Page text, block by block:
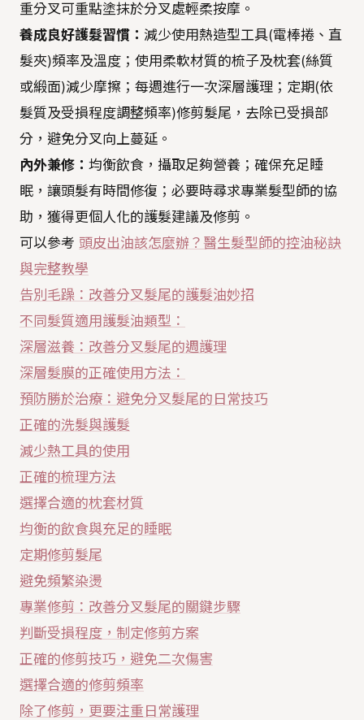
重分叉可重點塗抹於分叉處輕柔按摩。
養成良好護髮習慣： 減少使用熱造型工具(電棒捲、直
髮夾)頻率及溫度；使用柔軟材質的梳子及枕套(絲質
或緞面)減少摩擦；每週進行一次深層護理；定期(依
髮質及受損程度調整頻率)修剪髮尾，去除已受損部
分，避免分叉向上蔓延。
內外兼修： 均衡飲食，攝取足夠營養；確保充足睡
眠，讓頭髮有時間修復；必要時尋求專業髮型師的協
助，獲得更個人化的護髮建議及修剪。
可以參考 頭皮出油該怎麼辦？醫生髮型師的控油秘訣
與完整教學
告別毛躁：改善分叉髮尾的護髮油妙招
不同髮質適用護髮油類型：
深層滋養：改善分叉髮尾的週護理
深層髮膜的正確使用方法：
預防勝於治療：避免分叉髮尾的日常技巧
正確的洗髮與護髮
減少熱工具的使用
正確的梳理方法
選擇合適的枕套材質
均衡的飲食與充足的睡眠
定期修剪髮尾
避免頻繁染燙
專業修剪：改善分叉髮尾的關鍵步驟
判斷受損程度，制定修剪方案
正確的修剪技巧，避免二次傷害
選擇合適的修剪頻率
除了修剪，更要注重日常護理